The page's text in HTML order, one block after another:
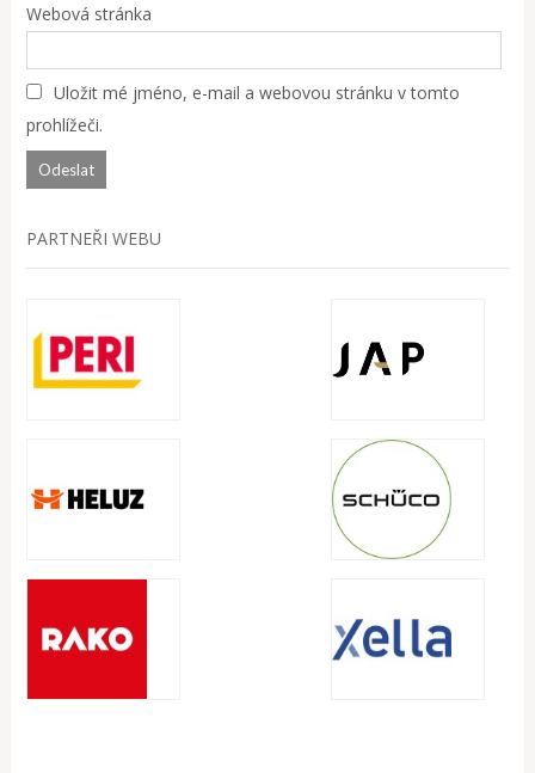
Webová stránka
Uložit mé jméno, e-mail a webovou stránku v tomto
prohlížeči.
PARTNEŘI WEBU